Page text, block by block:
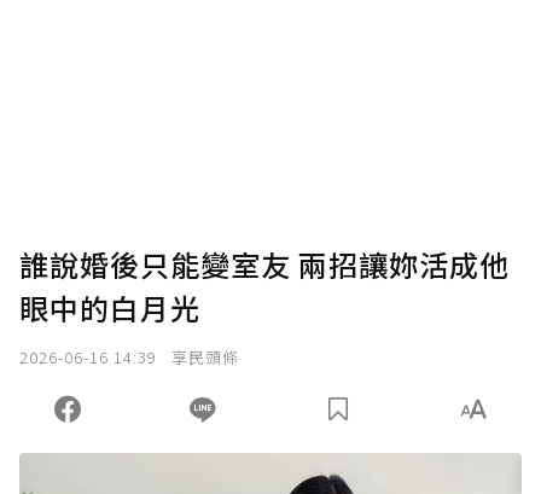
誰說婚後只能變室友 兩招讓妳活成他
眼中的白月光
2026-06-16 14:39 享民頭條